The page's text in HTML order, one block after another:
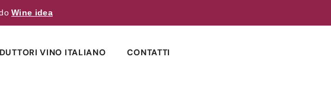
Wine idea
VINO ITALIANO CONTATTI